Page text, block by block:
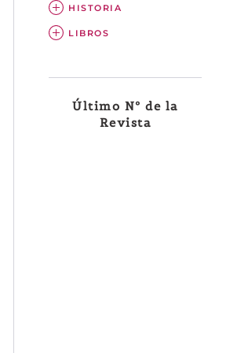
HISTORIA
LIBROS
Último Nº de la
Revista